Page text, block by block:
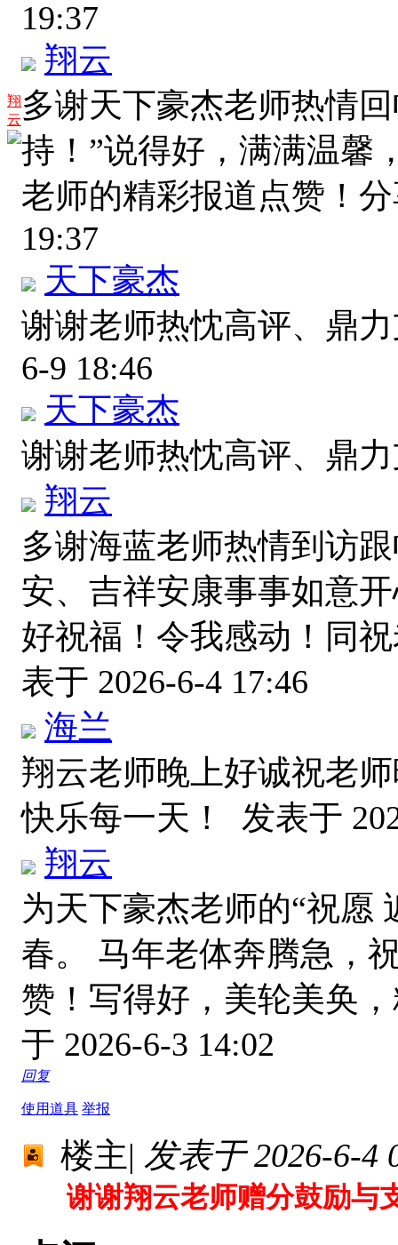
翔
云
19:37
翔云
多谢天下豪杰老师热情
持！”说得好，满满温馨
老师的精彩报道点赞！
19:37
天下豪杰
谢谢老师热忱高评、鼎
6-9 18:46
天下豪杰
谢谢老师热忱高评、鼎
翔云
多谢海蓝老师热情到访
安、吉祥安康事事如意
好祝福！令我感动！同
表于 2026-6-4 17:46
海兰
翔云老师晚上好诚祝老
快乐每一天！ 发表于
翔云
为天下豪杰老师的“祝愿
春。 马年老体奔腾急，
赞！写得好，美轮美奂
于 2026-6-3 14:02
回复
使用道具 举报
楼主| 发表于 2026-6-4
谢谢翔云老师赠分鼓励与